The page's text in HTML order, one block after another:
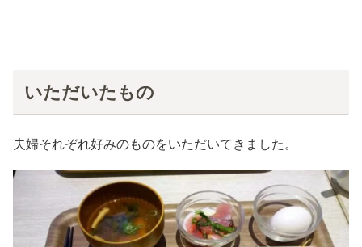
いただいたもの
夫婦それぞれ好みのものをいただいてきました。